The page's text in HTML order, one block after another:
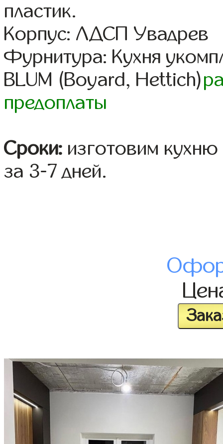
пластик.
Корпус: ЛДСП Увадрев
Фурнитура: Кухня
BLUM (Boyard, Hettich)
предоплаты
Сроки: изготовим
за 3-7 дней.